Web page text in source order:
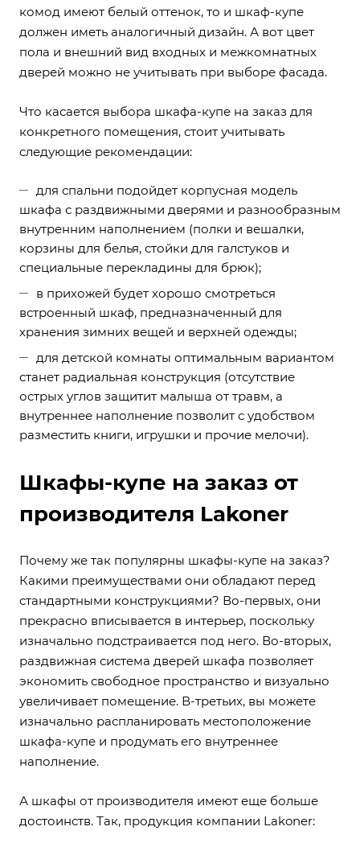
комод имеют белый оттенок, то и шкаф-купе
должен иметь аналогичный дизайн. А вот цвет
пола и внешний вид входных и межкомнатных
дверей можно не учитывать при выборе фасада.
Что касается выбора шкафа-купе на заказ для
конкретного помещения, стоит учитывать
следующие рекомендации:
для спальни подойдет корпусная модель
шкафа с раздвижными дверями и разнообразным
внутренним наполнением (полки и вешалки,
корзины для белья, стойки для галстуков и
специальные перекладины для брюк);
в прихожей будет хорошо смотреться
встроенный шкаф, предназначенный для
хранения зимних вещей и верхней одежды;
для детской комнаты оптимальным вариантом
станет радиальная конструкция (отсутствие
острых углов защитит малыша от травм, а
внутреннее наполнение позволит с удобством
разместить книги, игрушки и прочие мелочи).
Шкафы-купе на заказ от
производителя Lakoner
Почему же так популярны шкафы-купе на заказ?
Какими преимуществами они обладают перед
стандартными конструкциями? Во-первых, они
прекрасно вписывается в интерьер, поскольку
изначально подстраивается под него. Во-вторых,
раздвижная система дверей шкафа позволяет
экономить свободное пространство и визуально
увеличивает помещение. В-третьих, вы можете
изначально распланировать местоположение
шкафа-купе и продумать его внутреннее
наполнение.
А шкафы от производителя имеют еще больше
достоинств. Так, продукция компании Lakoner: